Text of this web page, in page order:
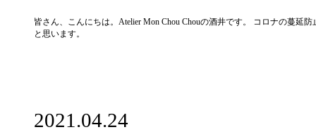
皆さん、こんにちは。Atelier Mon Chou Chouの酒井です。 コロナの蔓延
と思います。
2021.04.24